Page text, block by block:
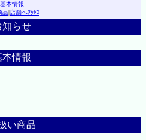
基本情報
品|店舗へｱｸｾｽ
知らせ
本情報
い商品